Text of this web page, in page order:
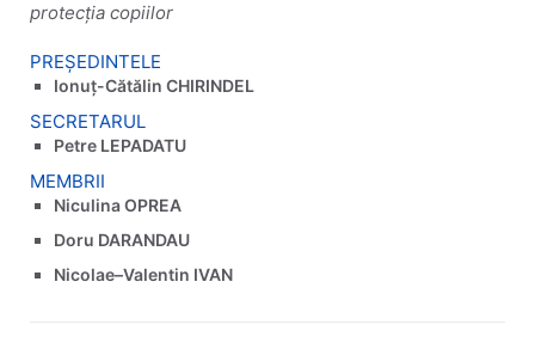
protecția copiilor
PREȘEDINTELE
Ionuț-Cătălin CHIRINDEL
SECRETARUL
Petre LEPADATU
MEMBRII
Niculina OPREA
Doru DARANDAU
Nicolae–Valentin IVAN